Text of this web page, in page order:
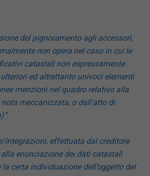
del pignoramento agli accessori,
non opera nel caso in cui le
catastali non espressamente
ed altrettanto univoci elementi
menzioni nel quadro relativo alla
meccanizzata, o dall’atto di
integrazioni, effettuata dal creditore
enunciazione dei dati catastali
certa individuazione dell’oggetto del